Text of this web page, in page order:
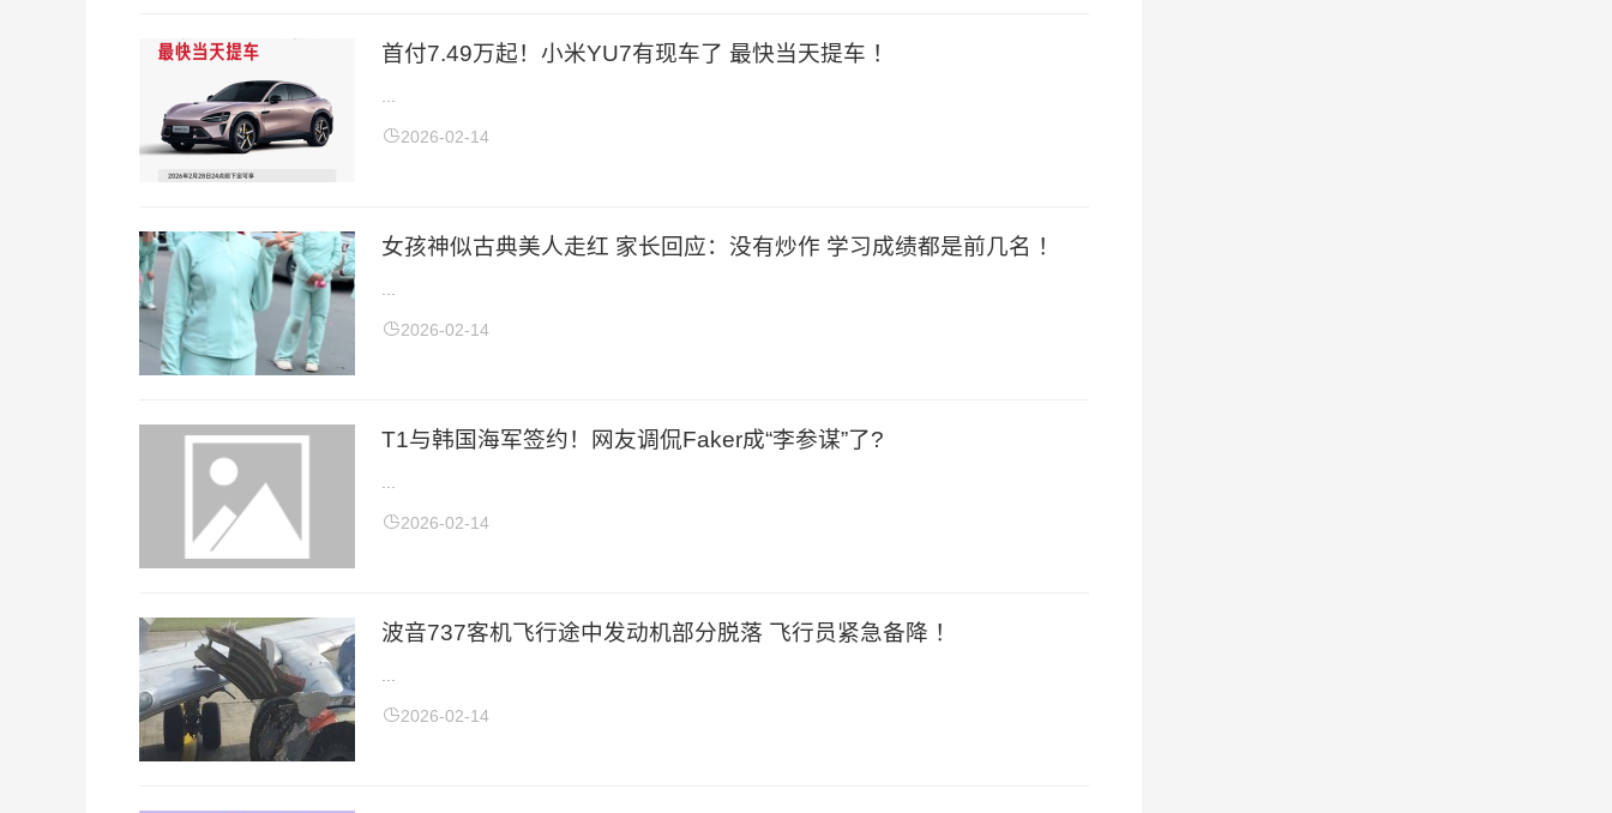
首付7.49万起！小米YU7有现车了 最快当天提车 ！
2026-02-14
女孩神似古典美人走红 家长回应：没有炒作 学习成绩都是前几名 ！
2026-02-14
T1与韩国海军签约！网友调侃Faker成“李参谋”了?
2026-02-14
波音737客机飞行途中发动机部分脱落 飞行员紧急备降 ！
2026-02-14